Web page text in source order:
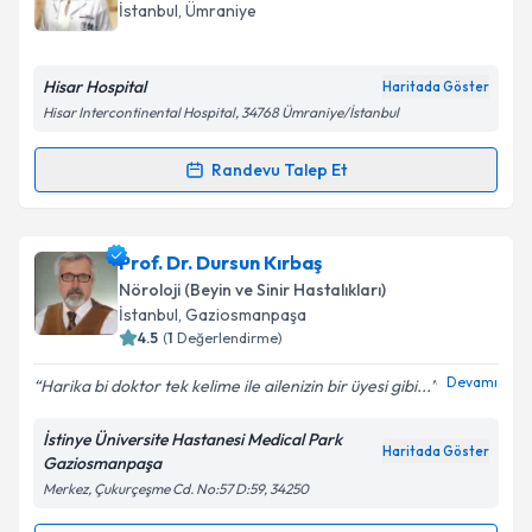
Kişisel verilerimin işlenmesine ilişkin
Metni'ni okudum ve kişisel verilerimin belirtilen
Takvim Talebini Gönder
İstanbul, Ümraniye
Hisar Hospital Haritada Göster
Hisar Intercontinental Hospital, 34768 Ümraniye/İstanbul
Randevu Talep Et
Randevu Takvimi Talebi
Uzm. Dr. Gülümser Kızıltaş Tokmak
takvimi talebi oluşturun. Size bu uzmandan randevu
almanız için bir takvim hazırlandığında e-posta ile
bilgilendireceğiz.
E-posta Adresiniz
Kişisel verilerimin işlenmesine ilişkin
Metni'ni okudum ve kişisel verilerimin belirtilen
Prof. Dr. Dursun Kırbaş
Nöroloji (Beyin ve Sinir Hastalıkları)
İstanbul, Gaziosmanpaşa
4.5 (1 Değerlendirme)
Harika bi doktor tek kelime ile ailenizin bir üyesi gibi... Devamı
İstinye Üniversite Hastanesi Medical Park
Gaziosmanpaşa
Haritada Göster
Merkez, Çukurçeşme Cd. No:57 D:59, 34250